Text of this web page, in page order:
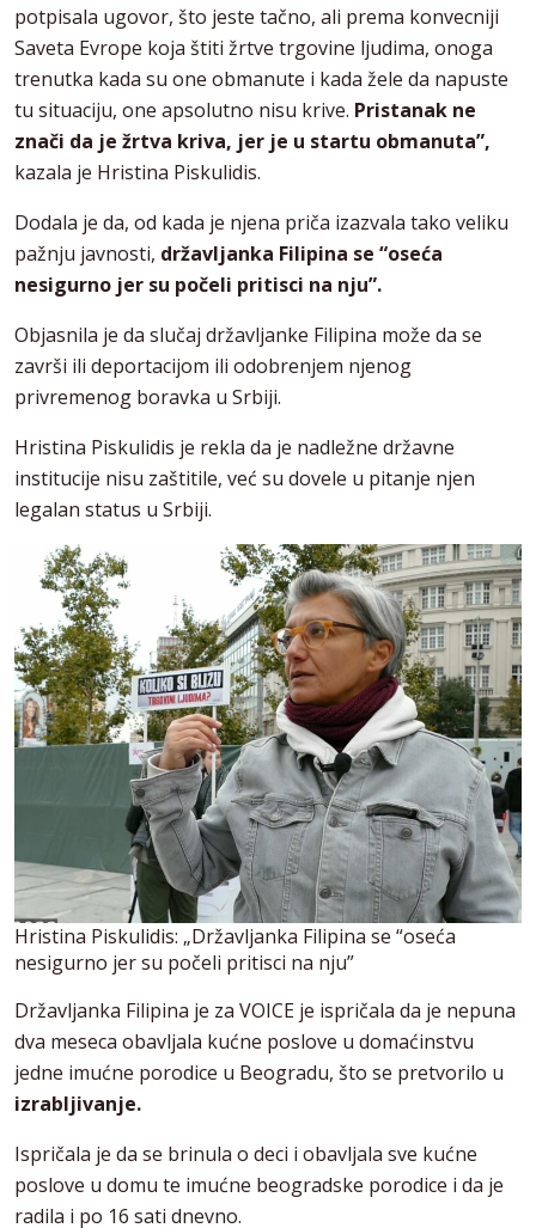
potpisala ugovor, što jeste tačno, ali prema konvecniji
Saveta Evrope koja štiti žrtve trgovine ljudima, onoga
trenutka kada su one obmanute i kada žele da napuste
tu situaciju, one apsolutno nisu krive. Pristanak ne
znači da je žrtva kriva, jer je u startu obmanuta”,
kazala je Hristina Piskulidis.
Dodala je da, od kada je njena priča izazvala tako veliku
pažnju javnosti, državljanka Filipina se “oseća
nesigurno jer su počeli pritisci na nju”.
Objasnila je da slučaj državljanke Filipina može da se
završi ili deportacijom ili odobrenjem njenog
privremenog boravka u Srbiji.
Hristina Piskulidis je rekla da je nadležne državne
institucije nisu zaštitile, već su dovele u pitanje njen
legalan status u Srbiji.
Hristina Piskulidis: „Državljanka Filipina se “oseća
nesigurno jer su počeli pritisci na nju”
Državljanka Filipina je za VOICE je ispričala da je nepuna
dva meseca obavljala kućne poslove u domaćinstvu
jedne imućne porodice u Beogradu, što se pretvorilo u
izrabljivanje.
Ispričala je da se brinula o deci i obavljala sve kućne
poslove u domu te imućne beogradske porodice i da je
radila i po 16 sati dnevno.